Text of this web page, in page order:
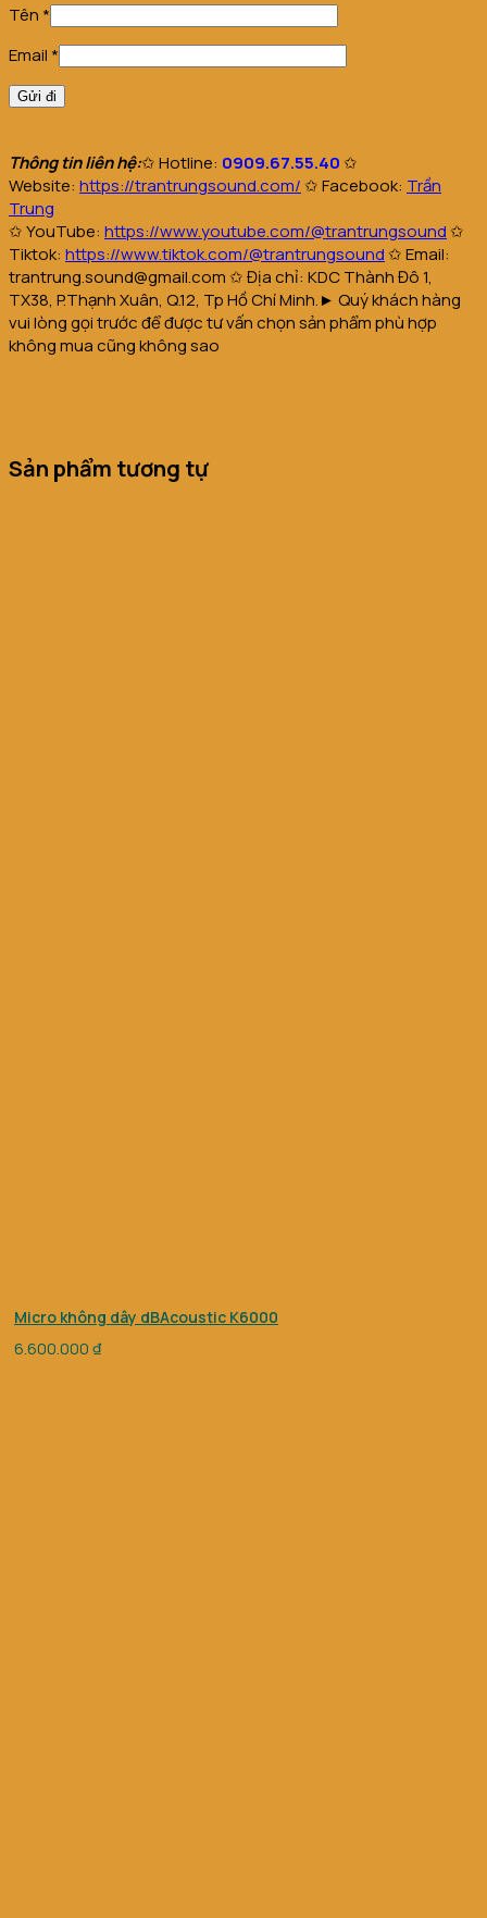
Tên *
Email *
Thông tin liên hệ:✩Hotline: 0909.67.55.40✩
Website: https://trantrungsound.com/✩Facebook: Trần
Trung
✩YouTube: https://www.youtube.com/@trantrungsound✩
Tiktok: https://www.tiktok.com/@trantrungsound✩Email:
trantrung.sound@gmail.com✩Địa chỉ: KDC Thành Đô 1,
TX38, P.Thạnh Xuân, Q.12, Tp Hồ Chí Minh.► Quý khách hàng
vui lòng gọi trước để được tư vấn chọn sản phẩm phù hợp
không mua cũng không sao
Sản phẩm tương tự
Micro không dây dBAcoustic K6000
6.600.000 ₫